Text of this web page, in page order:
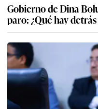
Gobierno de Dina
paro: ¿Qué hay